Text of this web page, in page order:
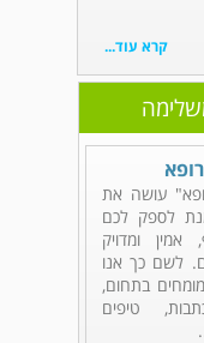
קרא עוד...
עושה את
לספק לכם
אמין ומדויק
לשם כך אנו
בתחום,
טיפים